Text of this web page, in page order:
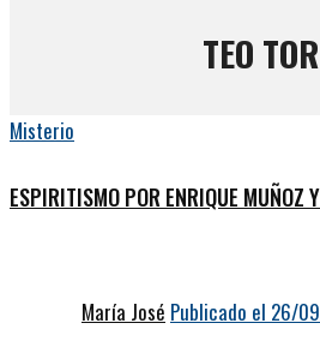
TEO
Misterio
ESPIRITISMO POR ENRIQUE MUÑOZ
María José Publicado el 26/